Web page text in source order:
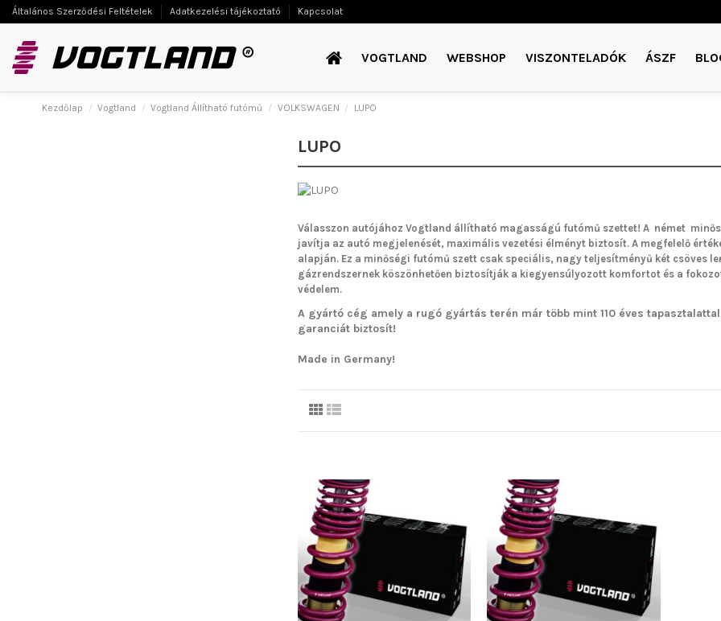
Általános Szerződési Feltételek Adatkezelési tájékoztató Kapcsolat
VOGTLAND WEBSHOP VISZONTELADÓK ÁSZF
Kezdőlap Vogtland Vogtland Állítható futómű VOLKSWAGEN LUPO
LUPO
Válasszon autójához Vogtland állítható magasságú futómű szettet! A német
javítja az autó megjelenését, maximális vezetési élményt biztosít. A megfelelő
alapján. Ez a minőségi futómű szett csak speciális, nagy teljesítményű két csöves
gázrendszernek köszönhetően biztosítják a kiegyensúlyozott komfortot és a
védelem.
A gyártó cég amely a rugó gyártás terén már több mint 110 éves
garanciát biztosít!
Made in Germany!